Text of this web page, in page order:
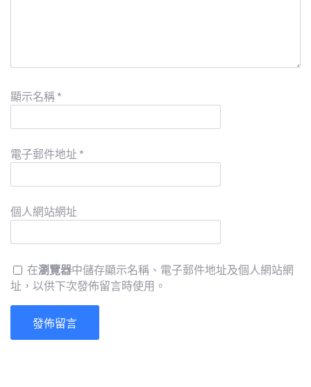
顯示名稱 *
電子郵件地址 *
個人網站網址
在瀏覽器中儲存顯示名稱、電子郵件地址及個人網站網
址，以供下次發佈留言時使用。